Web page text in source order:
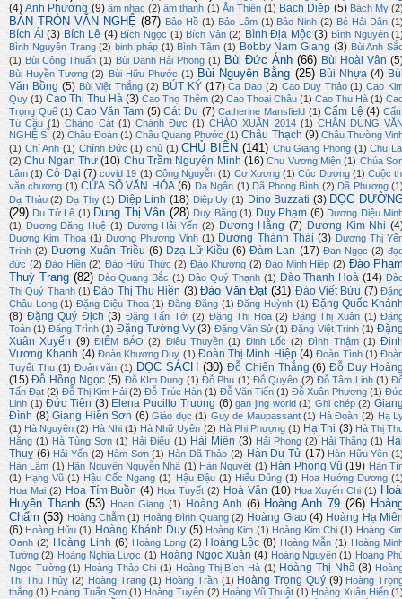
(4) Anh Phương (9) âm nhạc (2) âm thanh (1) Ân Thiên (1) Bạch Diệp (5) Bách Mỵ
BÀN TRÒN VĂN NGHỆ (87) Bảo Hồ (1) Bảo Lâm (1) Bảo Ninh (2) Bé Hải Dân
Bích Ái (3) Bích Lê (4) Bích Ngọc (1) Bích Vân (2) Bình Địa Mộc (3) Bình Nguyên
Bình Nguyên Trang (2) binh pháp (1) Bình Tâm (1) Bobby Nam Giang (3) Bùi Anh
(1) Bùi Công Thuấn (1) Bùi Danh Hải Phong (1) Bùi Đức Ánh (66) Bùi Hoài Vân
Bùi Huyền Tương (2) Bùi Hữu Phước (1) Bùi Nguyên Bằng (25) Bùi Nhựa (4)
Văn Bồng (5) Bùi Việt Thắng (2) BÚT KÝ (17) Ca Dao (2) Cao Duy Thảo (1) Cao
Quy (1) Cao Thị Thu Hà (3) Cao Thọ Thêm (2) Cao Thoại Châu (1) Cao Thu Hà (1)
Trọng Quế (1) Cao Văn Tam (5) Cát Du (7) Catherine Mansfield (1) Cẩm Lệ (4)
Tú Cầu (1) Chàng Cát (1) Chánh Đức (1) CHÀO XUÂN 2014 (1) CHÂN DUNG
NGHỆ SĨ (2) Châu Đoàn (1) Châu Quang Phước (1) Châu Thạch (9) Châu Thường
(1) Chí Anh (1) Chính Đức (1) chủ (1) CHỦ BIÊN (141) Chu Giang Phong (1) Chu
(2) Chu Ngạn Thư (10) Chu Trầm Nguyên Minh (16) Chu Vương Miện (1) Chúa
Lâm (1) Cỏ Dại (7) covid 19 (1) Công Nguyễn (1) Cơ Xương (1) Cúc Dương (1) Cuộc
văn chương (1) CỬA SỔ VĂN HÓA (6) Dạ Ngân (1) Dã Phong Bình (2) Dã Phương
Dạ Thảo (2) Dạ Thy (1) Diệp Linh (18) Diệp Uy (1) Dino Buzzati (3) DỌC
(29) Du Tử Lê (1) Dung Thị Vân (28) Duy Bằng (1) Duy Phạm (6) Dương Diệu
(1)
Dương Đăng Huệ (1) Dương Hải Yến (2) Dương Hằng (7) Dương Kim Nhi
Dương Kim Thoa (1) Dương Phương Vinh (1) Dương Thành Thái (3) Dương Thị
Trinh (2) Dương Xuân Triều (6) Dzạ Lữ Kiều (6) Đàm Lan (17) Đan Ngọc (2)
đức (2) Đào Hiền (2) Đào Hữu Thức (2) Đào Khương (2) Đào Minh Hiệp (2) Đào
Thuỳ Trang (82) Đào Quang Bắc (1) Đào Quý Thạnh (1) Đào Thanh Hoà (14)
Thị Quý Thanh (1) Đào Thị Thu Hiền (3) Đào Văn Đạt (31) Đào Viết Bửu (7)
Châu Long (1) Đặng Diệu Thoa (1) Đăng Đăng (1) Đăng Huỳnh (1) Đặng Quốc
(8) Đặng Quý Địch (3) Đặng Tấn Tới (2) Đặng Thị Hoa (2) Đặng Thị Xuân (1)
Toán (1) Đăng Trình (1) Đặng Tường Vy (3) Đặng Văn Sử (1) Đặng Việt Trinh (1)
Xuân Xuyến (9) ĐIỂM BÁO (2) Điêu Thuyền (1) Đinh Lốc (2) Đình Thậm (1)
Vương Khanh (4) Đoàn Khương Duy (1) Đoàn Thị Minh Hiệp (4) Đoàn Tình (1)
Tuyết Thu (1) Đoản văn (1) ĐỌC SÁCH (30) Đỗ Chiến Thắng (6) Đỗ Duy
(15) Đỗ Hồng Ngọc (5) Đỗ KIm Dung (1) Đỗ Phu (1) Đỗ Quyên (2) Đỗ Tâm Linh (1)
Tấn Đạt (2) Đỗ Thị Kim Hải (2) Đỗ Trúc Hàn (1) Đỗ Văn Tiến (1) Đỗ Xuân Phương (1)
Linh (1) Đức Tiên (3) Elena Pucillo Truong (6) gan jing world (1) Ghi chép (2)
Đình (8) Giang Hiền Sơn (6) Giáo dục (1) Guy de Maupassant (1) Hà Đoàn (2) Hạ
(1) Hà Nguyên (2) Hà Nhi (1) Hà Nhữ Uyên (2) Hà Phi Phượng (1) Hạ Thi (3) Hà Thị
Hằng (1) Hà Tùng Sơn (1) Hải Điểu (1) Hải Miên (3) Hải Phong (2) Hải Thăng (1)
Thuỵ (6) Hải Yến (2) Hàm Sơn (1) Hàn Dã Thảo (2) Hàn Du Tử (17) Hàn Hữu Yên
Hàn Lâm (1) Hãn Nguyên Nguyễn Nhã (1) Hàn Nguyệt (1) Hàn Phong Vũ (19) Hàn
(1) Hạng Vũ (1) Hậu Cốc Ngang (1) Hậu Đậu (1) Hiếu Dũng (1) Hoa Hướng Dương
Hoa Mai (2) Hoa Tím Buồn (4) Hoa Tuyết (2) Hoà Văn (10) Hoa Xuyến Chi (1)
Huyền Thanh (53) Hoan Giang (1) Hoàng Anh (6) Hoàng Anh 79 (26)
Chẩm (53) Hoàng Chẫm (1) Hoàng Đình Quang (2) Hoàng Giao (4) Hoàng Hạ
(6) Hoàng Hữu (1) Hoàng Khánh Duy (5) Hoàng Kim (1) Hoàng Kim Chi (1) Hoàng
Oanh (2) Hoàng Linh (6) Hoàng Long (2) Hoàng Lộc (8) Hoàng Mẫn (1) Hoàng
Tường (2) Hoàng Nghĩa Lược (1) Hoàng Ngọc Xuân (4) Hoàng Nguyên (1) Hoàng
Ngọc Tường (1) Hoàng Thảo Chi (1) Hoàng Thị Bích Hà (1) Hoàng Thị Nhã (8)
Thị Thu Thủy (2) Hoàng Trang (1) Hoàng Trần (1) Hoàng Trọng Quý (9) Hoàng
thắng (1) Hoàng Tuấn Sơn (1) Hoàng Tuyên (2) Hoàng Vũ Thuật (1) Hoàng Xuân Hiến